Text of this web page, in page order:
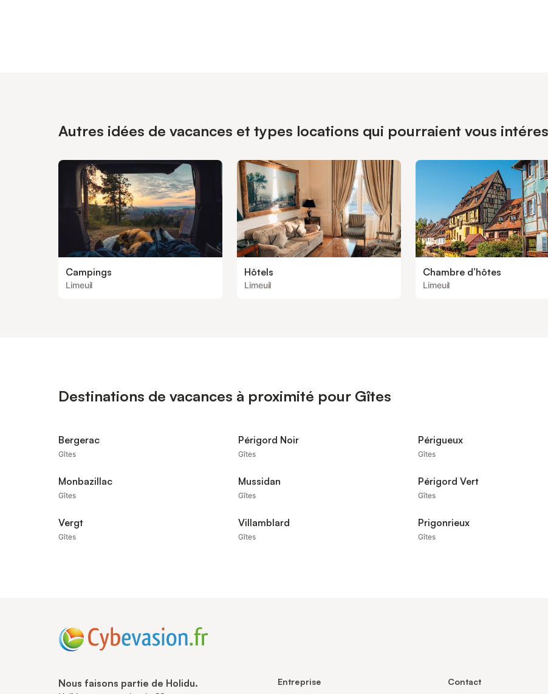
Autres idées de vacances et types locations qui pourraient vous
Campings
Limeuil
Hôtels
Limeuil
Chambre d’hôtes
Limeuil
Destinations de vacances à proximité pour Gîtes
Bergerac
Gîtes
Périgord Noir
Gîtes
Périgueux
Gîtes
Monbazillac
Gîtes
Mussidan
Gîtes
Périgord Vert
Gîtes
Vergt
Gîtes
Villamblard
Gîtes
Prigonrieux
Gîtes
Nous faisons partie de Holidu. Entreprise Contact